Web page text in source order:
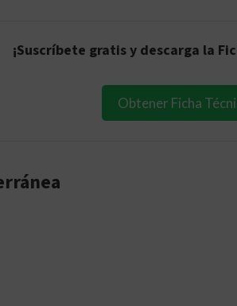
¡Suscríbete gratis y descarga la
Obtener Ficha